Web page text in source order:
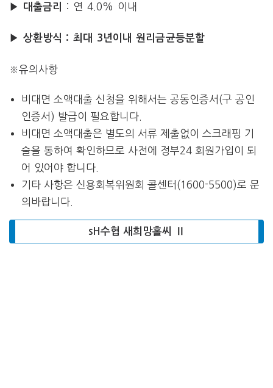
▶ 대출금리 : 연 4.0% 이내
▶ 상환방식 : 최대 3년이내 원리금균등분할
※유의사항
비대면 소액대출 신청을 위해서는 공동인증서(구 공인
인증서) 발급이 필요합니다.
비대면 소액대출은 별도의 서류 제출없이 스크래핑 기
술을 통하여 확인하므로 사전에 정부24 회원가입이 되
어 있어야 합니다.
기타 사항은 신용회복위원회 콜센터(1600-5500)로 문
의바랍니다.
sH수협 새희망홀씨 Ⅱ